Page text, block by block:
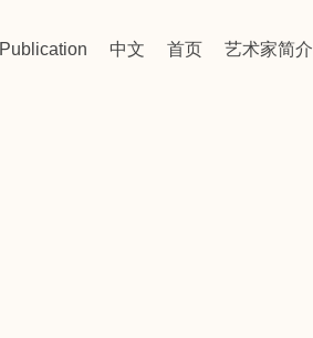
Publication 中文 首页 艺术家简介